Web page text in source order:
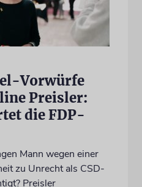
Vorwürfe
Preisler:
die FDP-
Mann wegen einer
zu Unrecht als CSD-
Preisler